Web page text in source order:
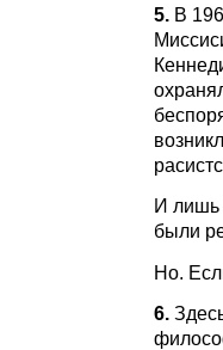
5. В
И лишь
были
Но.
6.